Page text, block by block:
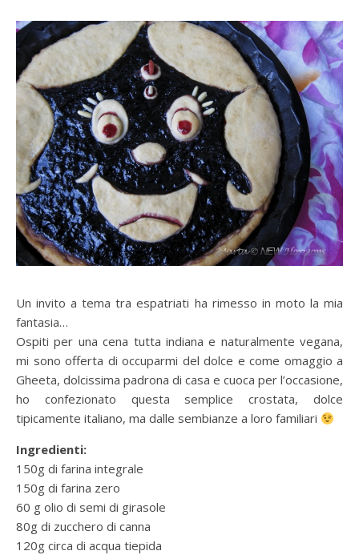
Un invito a tema tra espatriati ha rimesso in moto la mia
fantasia…
Ospiti per una cena tutta indiana e naturalmente vegana,
mi sono offerta di occuparmi del dolce e come omaggio a
Gheeta, dolcissima padrona di casa e cuoca per l’occasione,
ho confezionato questa semplice crostata, dolce
tipicamente italiano, ma dalle sembianze a loro familiari
Ingredienti:
150g di farina integrale
150g di farina zero
60 g olio di semi di girasole
80g di zucchero di canna
120g circa di acqua tiepida